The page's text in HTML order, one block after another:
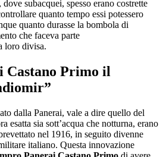
subacquei, spesso erano costrette
quanto tempo essi potessero
quanto durasse la bombola di
che faceva parte
loro divisa.
Castano Primo il
dalla Panerai, vale a dire quello del
esatta sia sott’acqua che notturna, erano
nel 1916, in seguito divenne
italiano. Questa innovazione